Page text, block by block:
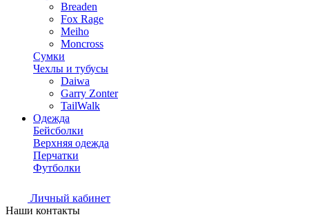
Breaden
Fox Rage
Meiho
Moncross
Сумки
Чехлы и тубусы
Daiwa
Garry Zonter
TailWalk
Одежда
Бейсболки
Верхняя одежда
Перчатки
Футболки
Личный кабинет
Наши контакты